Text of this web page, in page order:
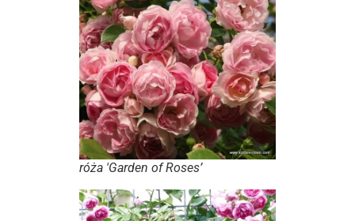
róża 'Garden of Roses’